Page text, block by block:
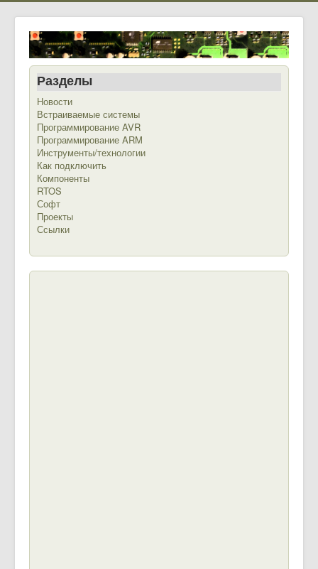
Разделы
Новости
Встраиваемые системы
Программирование AVR
Программирование ARM
Инструменты/технологии
Как подключить
Компоненты
RTOS
Софт
Проекты
Ссылки